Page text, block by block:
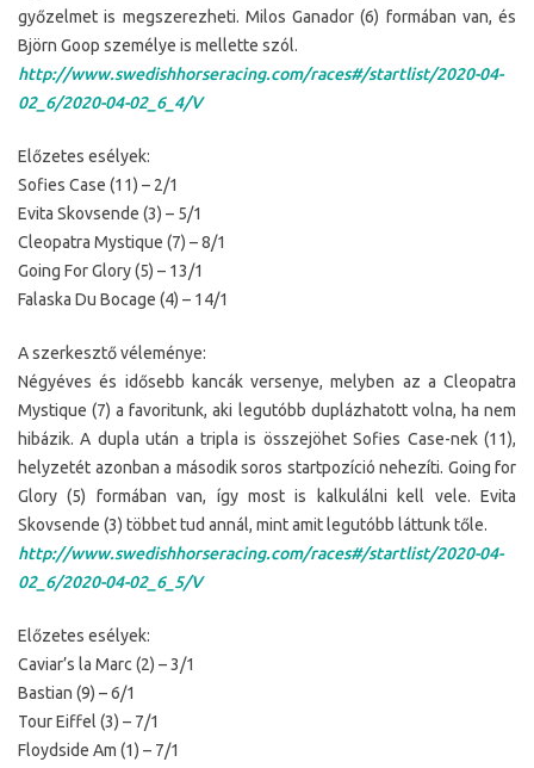
győzelmet is megszerezheti. Milos Ganador (6) formában van, és
Björn Goop személye is mellette szól.
http://www.swedishhorseracing.com/races#/startlist/2020-04-
02_6/2020-04-02_6_4/V
Előzetes esélyek:
Sofies Case (11) – 2/1
Evita Skovsende (3) – 5/1
Cleopatra Mystique (7) – 8/1
Going For Glory (5) – 13/1
Falaska Du Bocage (4) – 14/1
A szerkesztő véleménye:
Négyéves és idősebb kancák versenye, melyben az a Cleopatra
Mystique (7) a favoritunk, aki legutóbb duplázhatott volna, ha nem
hibázik. A dupla után a tripla is összejöhet Sofies Case-nek (11),
helyzetét azonban a második soros startpozíció nehezíti. Going for
Glory (5) formában van, így most is kalkulálni kell vele. Evita
Skovsende (3) többet tud annál, mint amit legutóbb láttunk tőle.
http://www.swedishhorseracing.com/races#/startlist/2020-04-
02_6/2020-04-02_6_5/V
Előzetes esélyek:
Caviar’s la Marc (2) – 3/1
Bastian (9) – 6/1
Tour Eiffel (3) – 7/1
Floydside Am (1) – 7/1